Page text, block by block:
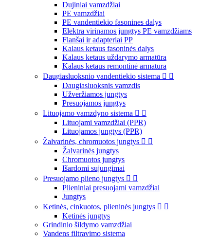
Dujiniai vamzdžiai
PE vamzdžiai
PE vandentiekio fasonines dalys
Elektra virinamos jungtys PE vamzdžiams
Flanšai ir adapteriai PP
Kalaus ketaus fasoninės dalys
Kalaus ketaus uždarymo armatūra
Kalaus ketaus remontinė armatūra
Daugiasluoksnio vandentiekio sistema  
Daugiasluoksnis vamzdis
Užveržiamos jungtys
Presuojamos jungtys
Lituojamo vamzdyno sistema  
Lituojami vamzdžiai (PPR)
Lituojamos jungtys (PPR)
Žalvarinės, chromuotos jungtys  
Žalvarinės jungtys
Chromuotos jungtys
Išardomi sujungimai
Presuojamo plieno jungtys  
Plieniniai presuojami vamzdžiai
Jungtys
Ketinės, cinkuotos, plieninės jungtys  
Ketinės jungtys
Grindinio šildymo vamzdžiai
Vandens filtravimo sistema